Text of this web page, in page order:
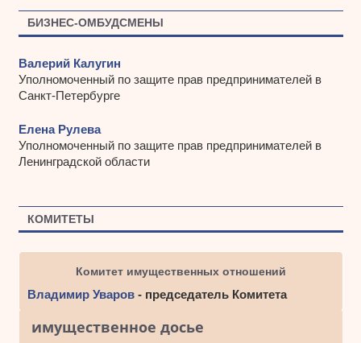
БИЗНЕС-ОМБУДСМЕНЫ
Валерий Калугин
Уполномоченный по защите прав предпринимателей в
Санкт-Петербурге
Елена Рулева
Уполномоченный по защите прав предпринимателей в
Ленинградской области
КОМИТЕТЫ
Комитет имущественных отношений
Владимир Уваров- председатель Комитета
имущественное досье